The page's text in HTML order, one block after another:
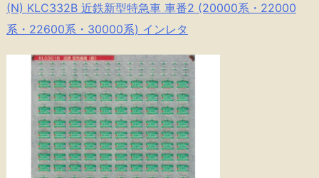
(N) KLC332B 近鉄新型特急車 車番2 (20000系・22000
系・22600系・30000系) インレタ